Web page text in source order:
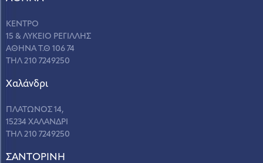
ΚΕΝΤΡΟ
15 & ΛΥΚΕΙΟ ΡΕΓΙΛΛΗΣ
ΑΘΗΝΑ Τ.Θ 106 74
ΤΗΛ 210 7249250
Χαλάνδρι
ΠΛΑΤΩΝΟΣ 14,
15234 ΧΑΛΑΝΔΡΙ
ΤΗΛ 210 7249250
ΣANΤΟΡΙΝΗ